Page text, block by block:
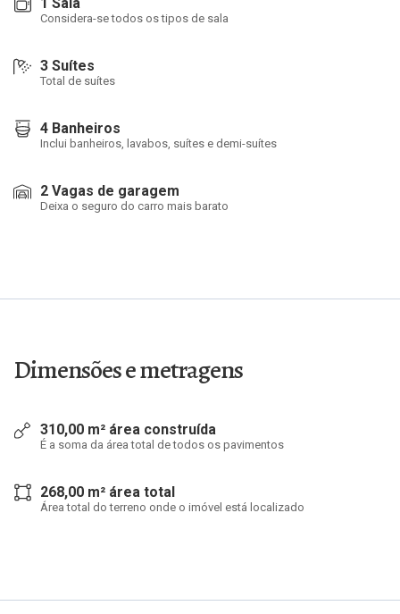
Considera-se todos os tipos de sala
3 Suítes
Total de suítes
4 Banheiros
Inclui banheiros, lavabos, suítes e demi-suítes
2 Vagas de garagem
Deixa o seguro do carro mais barato
Dimensões e metragens
310,00 m² área construída
É a soma da área total de todos os pavimentos
268,00 m² área total
Área total do terreno onde o imóvel está localizado